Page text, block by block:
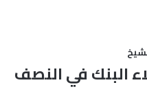
البنك في النصف